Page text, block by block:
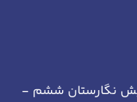
نگارستان ششم -